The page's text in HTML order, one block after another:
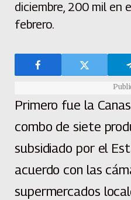
diciembre, 200 mil en
febrero.
Primero fue la
combo de siete
subsidiado por el
acuerdo con las
supermercados